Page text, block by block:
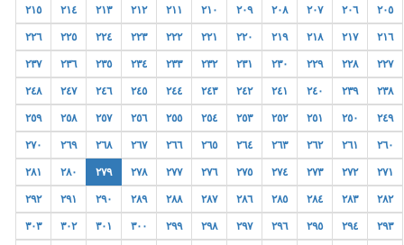
٢٠٥ ٢٠٦ ٢٠٧ ٢٠٨ ٢٠٩ ٢١٠ ٢١١ ٢١٢ ٢١٣ ٢١٤ ٢١٥
٢١٦ ٢١٧ ٢١٨ ٢١٩ ٢٢٠ ٢٢١ ٢٢٢ ٢٢٣ ٢٢٤ ٢٢٥ ٢٢٦
٢٢٧ ٢٢٨ ٢٢٩ ٢٣٠ ٢٣١ ٢٣٢ ٢٣٣ ٢٣٤ ٢٣٥ ٢٣٦ ٢٣٧
٢٣٨ ٢٣٩ ٢٤٠ ٢٤١ ٢٤٢ ٢٤٣ ٢٤٤ ٢٤٥ ٢٤٦ ٢٤٧ ٢٤٨
٢٤٩ ٢٥٠ ٢٥١ ٢٥٢ ٢٥٣ ٢٥٤ ٢٥٥ ٢٥٦ ٢٥٧ ٢٥٨ ٢٥٩
٢٦٠ ٢٦١ ٢٦٢ ٢٦٣ ٢٦٤ ٢٦٥ ٢٦٦ ٢٦٧ ٢٦٨ ٢٦٩ ٢٧٠
٢٧١ ٢٧٢ ٢٧٣ ٢٧٤ ٢٧٥ ٢٧٦ ٢٧٧ ٢٧٨ ٢٧٩ ٢٨٠ ٢٨١
٢٨٢ ٢٨٣ ٢٨٤ ٢٨٥ ٢٨٦ ٢٨٧ ٢٨٨ ٢٨٩ ٢٩٠ ٢٩١ ٢٩٢
٢٩٣ ٢٩٤ ٢٩٥ ٢٩٦ ٢٩٧ ٢٩٨ ٢٩٩ ٣٠٠ ٣٠١ ٣٠٢ ٣٠٣